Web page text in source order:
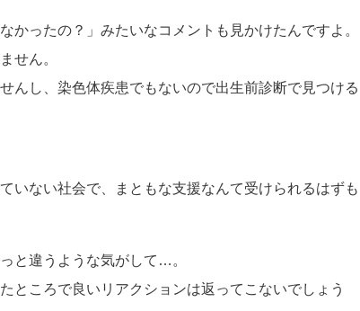
かったの？」みたいなコメントも見かけたんですよ。
せん。
んし、染色体疾患でもないので出生前診断で見つける
いない社会で、まともな支援なんて受けられるはずも
と違うような気がして…。
ところで良いリアクションは返ってこないでしょう